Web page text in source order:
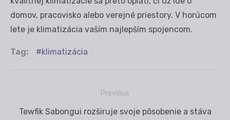
domov, pracovisko alebo verejné priestory. V horúcom
lete je klimatizácia vaším najlepším spojencom.
Tag: klimatizácia
Previous
Previous
Tewfik Sabongui rozširuje svoje pôsobenie a stáva